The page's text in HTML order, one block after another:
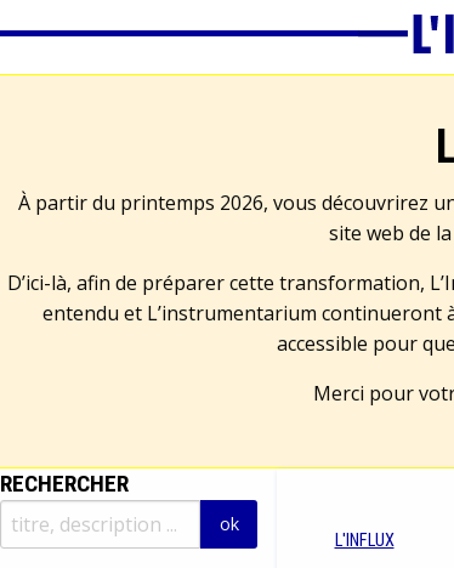
À partir du printemps 2026, vous découvrirez
site web de
D’ici-là, afin de préparer cette transformation,
entendu et L’instrumentarium continueront
accessible pour
Merci pour
RECHERCHER
L'INFLUX